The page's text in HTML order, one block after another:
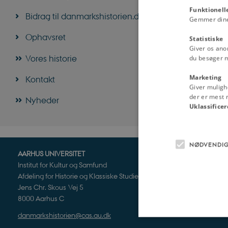
Bidrag til danmarkshistorien.dk
Ophavsret
Vores historie
Kontakt
Nyheder
AARHUS UNIVERSITET
Institut for Kultur og Samfund
Afdeling for Historie og Klassiske Studier
Jens Chr. Skous Vej 5
8000 Aarhus C
danmarkshistorien@cas.au.dk
Gemmer
Statistiske
Giver os
du besøger
Marketing
Giver
der er mest